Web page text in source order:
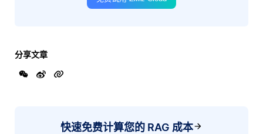
分享文章
快速免费计算您的 RAG 成本